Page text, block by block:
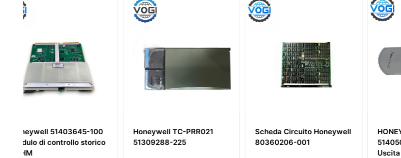
Honeywell TC-PRR021
51309288-225
Scheda Circuito Honeywell
80360206-001
HONEYWELL CC-PAOX01
51405039-275 Modulo di